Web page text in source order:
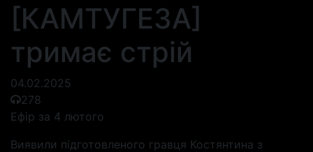
[КАМТУГЕЗА]
тримає стрій
04.02.2025
278
Ефір за 4 лютого
Виявили підготовленого гравця Костянтина з